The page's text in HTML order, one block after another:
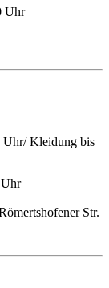
Uhr
Uhr/ Kleidung bis
Str.